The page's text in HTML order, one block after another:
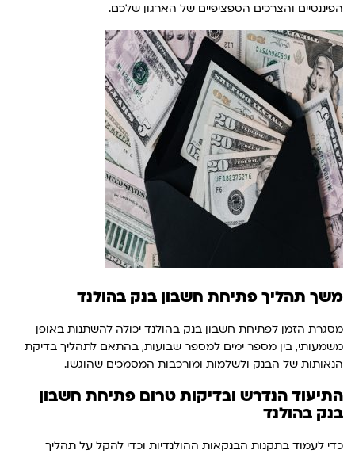
הפיננסיים והצרכים הספציפיים של הארגון שלכם.
משך תהליך פתיחת חשבון בנק בהולנד
מסגרת הזמן לפתיחת חשבון בנק בהולנד יכולה להשתנות באופן
משמעותי, בין מספר ימים למספר שבועות, בהתאם לתהליך בדיקת
הנאותות של הבנק ולשלמות ומורכבות המסמכים שהוגשו.
התיעוד הנדרש ובדיקות טרום פתיחת חשבון
בנק בהולנד
כדי לעמוד בתקנות הבנקאות ההולנדיות וכדי להקל על תהליך